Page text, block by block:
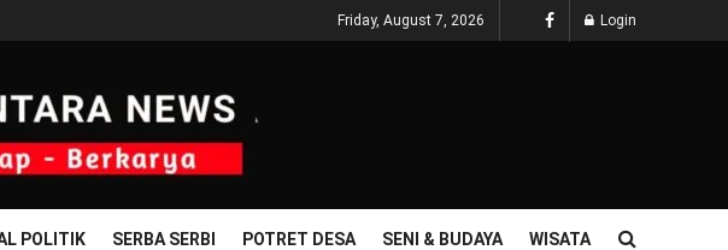
Friday, August 7, 2026 Login
POLITIK SERBA SERBI POTRET DESA SENI & BUDAYA WISATA